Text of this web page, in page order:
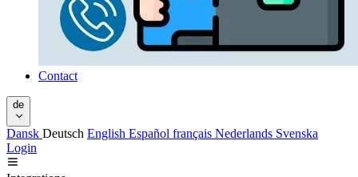
Contact
de
Dansk Deutsch English Español français Nederlands Svenska
Login